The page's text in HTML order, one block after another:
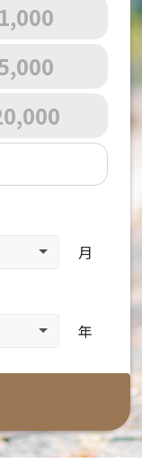
國新生活社會福利發
3
-三芝本會
1,000
月
年